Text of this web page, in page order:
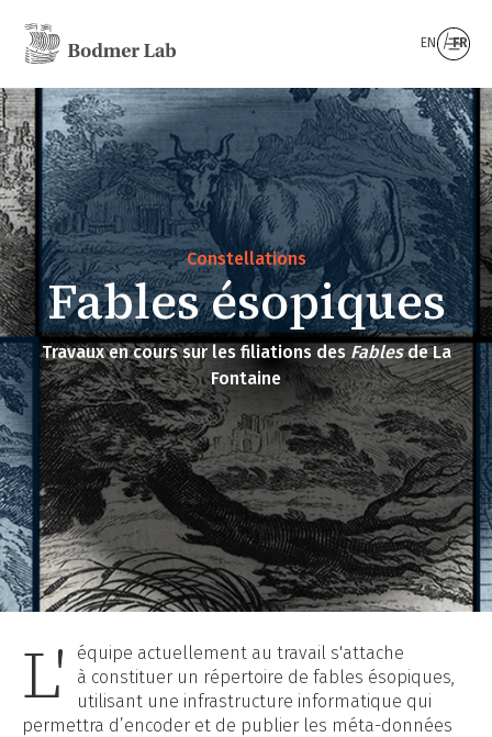
EN FR
Constellations
Fables ésopiques
Travaux en cours sur les filiations des Fablesde La
Fontaine
L'
équipe actuellement au travail s'attache
à constituer un répertoire de fables ésopiques,
utilisant une infrastructure informatique qui
permettra d’encoder et de publier les méta-données